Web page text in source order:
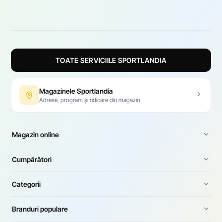
TOATE SERVICIILE SPORTLANDIA
Magazinele Sportlandia
Adrese, program și ridicare din magazin
Magazin online
Cumpărători
Categorii
Branduri populare